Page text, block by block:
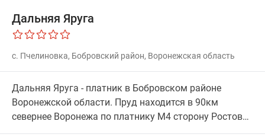
Дальняя Яруга
с. Пчелиновка, Бобровский район, Воронежская область
Дальняя Яруга - платник в Бобровском районе
Воронежской области. Пруд находится в 90км
севернее Воронежа по платнику М4 сторону Ростова,
затем на указателе свернуть на село Пчелиновка, и